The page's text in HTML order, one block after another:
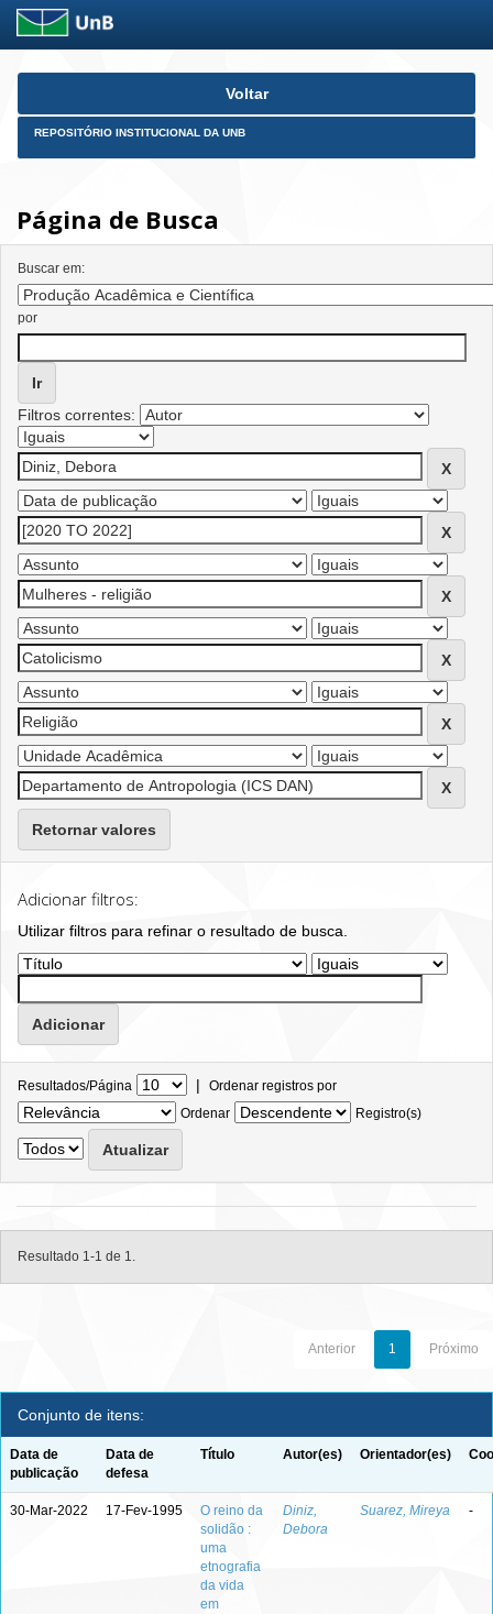
Skip
Voltar
REPOSITÓRIO INSTITUCIONAL DA UNB
Página de Busca
Buscar em:
por
Filtros correntes:
Retornar valores
Adicionar filtros:
Utilizar filtros para refinar o resultado de busca.
Resultados/Página | Ordenar registros por
Ordenar
Registro(s)
Resultado 1-1 de 1.
Anterior 1 Próximo
Conjunto de itens:
Data de
publicação
Data de
defesa
Título Autor(es) Orientador(es)
30-Mar-2022 17-Fev-1995
O reino da
solidão :
uma
etnografia
da vida
em
Diniz,
Debora
Suarez, Mireya -